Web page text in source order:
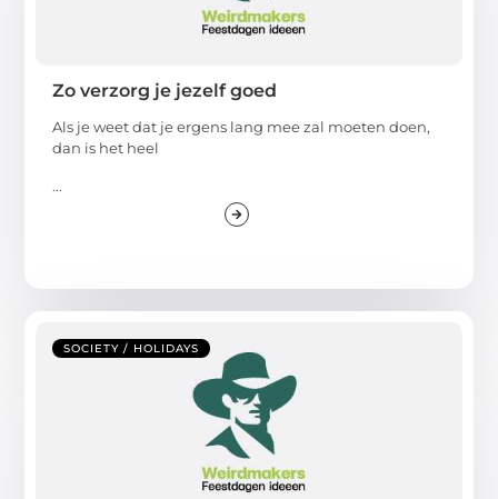
Zo verzorg je jezelf goed
Als je weet dat je ergens lang mee zal moeten doen,
dan is het heel
...
SOCIETY / HOLIDAYS